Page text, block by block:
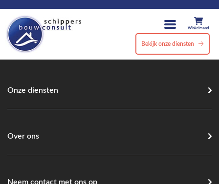
Winkelmand
Bekijk onze diensten
Onze diensten
Over ons
Neem contact met ons op